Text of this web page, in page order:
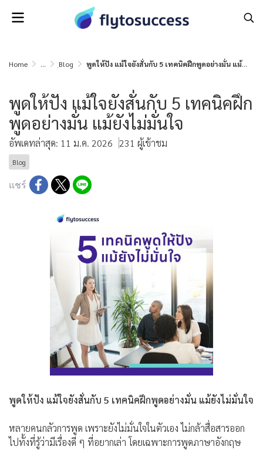
Home ... ฺBlog พูดให้ปัง แม้ใจยังสั่นกับ 5 เทคนิคฝึกพูดอย่างมั่น แม้ยังไม่มั่นใจ
พูดให้ปัง แม้ใจยังสั่นกับ 5 เทคนิคฝึก
พูดอย่างมั่น แม้ยังไม่มั่นใจ
อัพเดทล่าสุด: 11 ม.ค. 2026 231 ผู้เข้าชม
ฺBlog
แชร์
พูดให้ปัง แม้ใจยังสั่นกับ 5 เทคนิคฝึกพูดอย่างมั่น แม้ยังไม่มั่นใจ
หลายคนกลัวการพูด เพราะยังไม่มั่นใจในตัวเอง ไม่กล้าสื่อสารออก
ไปทั้งที่รู้ว่ามีเรื่องดี ๆ ที่อยากเล่า โดยเฉพาะการพูดภาษาอังกฤษ